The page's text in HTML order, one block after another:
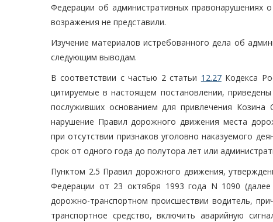
Федерации об административных
возражения не представили.
Изучение материалов истребованного дела об
следующим выводам.
В соответствии с частью 2 статьи 12.27Кодекса
цитируемые в настоящем постановлении,
послуживших основанием для привлечения Козина
нарушение Правил дорожного движения места
при отсутствии признаков уголовно наказуемого
срок от одного года до полутора лет или
Пунктом 2.5 Правил дорожного движения,
Федерации от 23 октября 1993 года N 1090
дорожно-транспортном происшествии водитель,
транспортное средство, включить аварийную